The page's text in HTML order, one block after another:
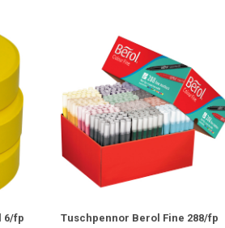
6/fp Tuschpennor Berol Fine 288/fp